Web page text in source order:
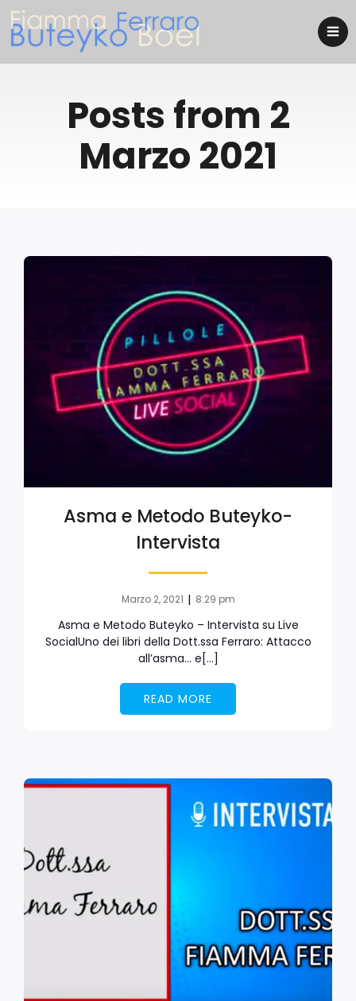
Posts from 2
Marzo 2021
Asma e Metodo Buteyko-
Intervista
Marzo 2, 2021 | 8:29 pm
Asma e Metodo Buteyko – Intervista su Live
SocialUno dei libri della Dott.ssa Ferraro: Attacco
all’asma… e[…]
READ MORE